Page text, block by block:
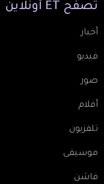
تصفّح ET أونلاين
أخبار
فيديو
صور
أفلام
تلفزيون
موسيقى
فاشن